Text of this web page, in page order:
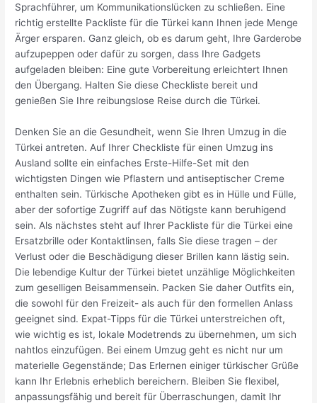
Sprachführer, um Kommunikationslücken zu schließen. Eine
richtig erstellte Packliste für die Türkei kann Ihnen jede Menge
Ärger ersparen. Ganz gleich, ob es darum geht, Ihre Garderobe
aufzupeppen oder dafür zu sorgen, dass Ihre Gadgets
aufgeladen bleiben: Eine gute Vorbereitung erleichtert Ihnen
den Übergang. Halten Sie diese Checkliste bereit und
genießen Sie Ihre reibungslose Reise durch die Türkei.
Denken Sie an die Gesundheit, wenn Sie Ihren Umzug in die
Türkei antreten. Auf Ihrer Checkliste für einen Umzug ins
Ausland sollte ein einfaches Erste-Hilfe-Set mit den
wichtigsten Dingen wie Pflastern und antiseptischer Creme
enthalten sein. Türkische Apotheken gibt es in Hülle und Fülle,
aber der sofortige Zugriff auf das Nötigste kann beruhigend
sein. Als nächstes steht auf Ihrer Packliste für die Türkei eine
Ersatzbrille oder Kontaktlinsen, falls Sie diese tragen – der
Verlust oder die Beschädigung dieser Brillen kann lästig sein.
Die lebendige Kultur der Türkei bietet unzählige Möglichkeiten
zum geselligen Beisammensein. Packen Sie daher Outfits ein,
die sowohl für den Freizeit- als auch für den formellen Anlass
geeignet sind. Expat-Tipps für die Türkei unterstreichen oft,
wie wichtig es ist, lokale Modetrends zu übernehmen, um sich
nahtlos einzufügen. Bei einem Umzug geht es nicht nur um
materielle Gegenstände; Das Erlernen einiger türkischer Grüße
kann Ihr Erlebnis erheblich bereichern. Bleiben Sie flexibel,
anpassungsfähig und bereit für Überraschungen, damit Ihr